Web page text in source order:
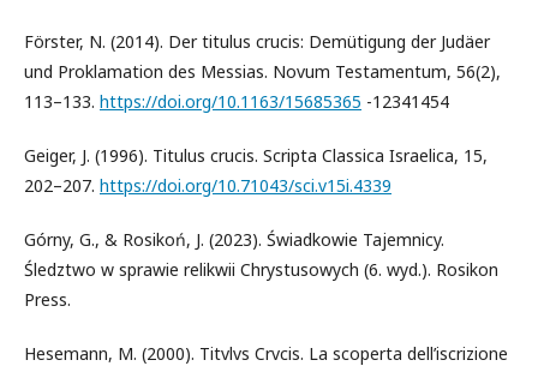
Förster, N. (2014). Der titulus crucis: Demütigung der Judäer
und Proklamation des Messias. Novum Testamentum, 56(2),
113–133. https://doi.org/10.1163/15685365 -12341454
Geiger, J. (1996). Titulus crucis. Scripta Classica Israelica, 15,
202–207. https://doi.org/10.71043/sci.v15i.4339
Górny, G., & Rosikoń, J. (2023). Świadkowie Tajemnicy.
Śledztwo w sprawie relikwii Chrystusowych (6. wyd.). Rosikon
Press.
Hesemann, M. (2000). Titvlvs Crvcis. La scoperta dell’iscrizione